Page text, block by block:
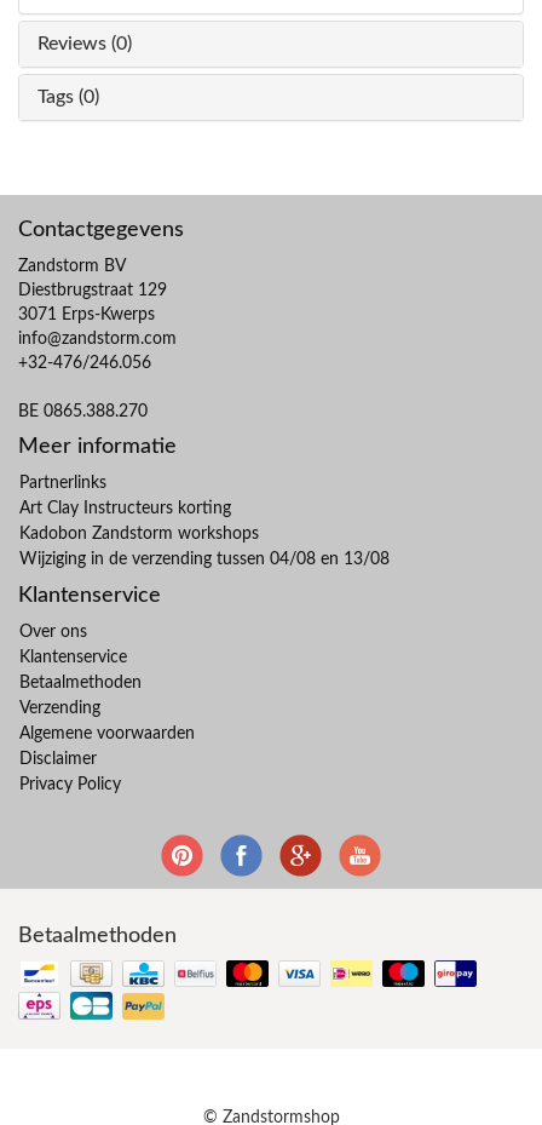
Reviews (0)
Tags (0)
Contactgegevens
Zandstorm BV
Diestbrugstraat 129
3071 Erps-Kwerps
info@zandstorm.com
+32-476/246.056
BE 0865.388.270
Meer informatie
Partnerlinks
Art Clay Instructeurs korting
Kadobon Zandstorm workshops
Wijziging in de verzending tussen 04/08 en 13/08
Klantenservice
Over ons
Klantenservice
Betaalmethoden
Verzending
Algemene voorwaarden
Disclaimer
Privacy Policy
Betaalmethoden
© Zandstormshop